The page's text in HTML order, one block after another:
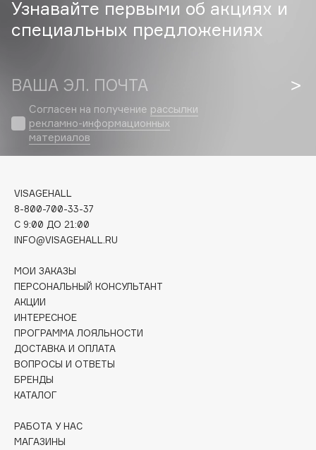
Cadence
Carmex
Carolina Herrera
Catrice
Celimax
Clarette
Clarins
Clarins Precious
Clive Christian
Club De Nuit
Collagenina
Corimo
CosRX
Cottolina
Crescina
Cunzite
Узнавайте первыми об акциях и
специальных предложениях
ВАША ЭЛ. ПОЧТА
Согласен на получение рассылки
рекламно-информационных
материалов
VISAGEHALL
8-800-700-33-37
C 9:00 ДО 21:00
INFO@VISAGEHALL.RU
МОИ ЗАКАЗЫ
ПЕРСОНАЛЬНЫЙ КОНСУЛЬТАНТ
АКЦИИ
ИНТЕРЕСНОЕ
ПРОГРАММА ЛОЯЛЬНОСТИ
ДОСТАВКА И ОПЛАТА
ВОПРОСЫ И ОТВЕТЫ
БРЕНДЫ
КАТАЛОГ
РАБОТА У НАС
МАГАЗИНЫ